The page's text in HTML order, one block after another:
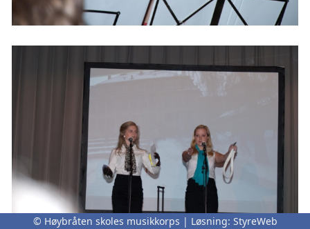
© Høybråten skoles musikkorps | Løsning: StyreWeb